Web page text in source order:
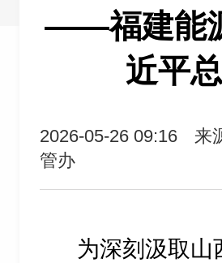
——福建能
近平
2026-05-26 09:16
来
管办
为深刻汲取山